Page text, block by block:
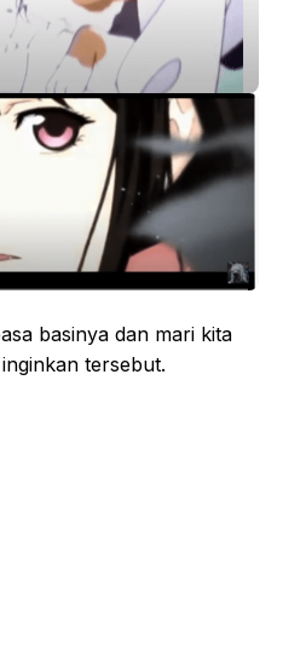
basinya dan mari kita
tersebut.